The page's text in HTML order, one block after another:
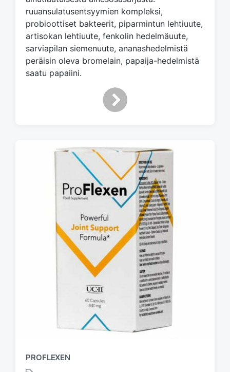
ruuansulatusentsyymien kompleksi,
probioottiset bakteerit, piparmintun lehtiuute,
artisokan lehtiuute, fenkolin hedelmäuute,
sarviapilan siemenuute, ananashedelmistä
peräisin oleva bromelain, papaija-hedelmistä
saatu papaiini.
PROFLEXEN